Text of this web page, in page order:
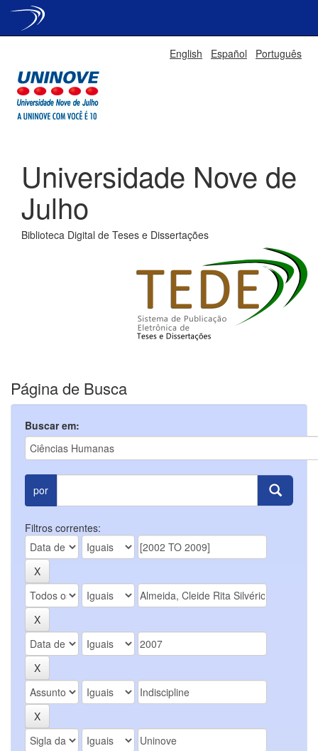
English Español Português
Universidade Nove de
Julho
Biblioteca Digital de Teses e Dissertações
Página de Busca
Buscar em:
por
Filtros correntes: